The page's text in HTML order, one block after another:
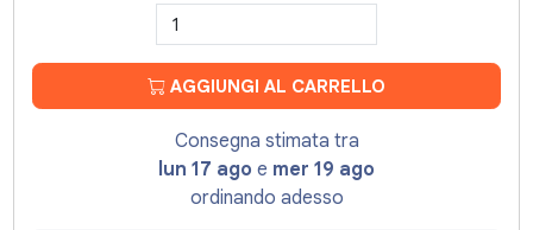
AGGIUNGI AL CARRELLO
Consegna stimata tra
lun 17 ago e mer 19 ago
ordinando adesso